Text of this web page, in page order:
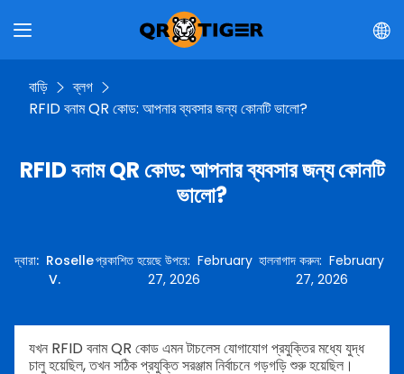
বাড়ি
ব্লগ
RFID বনাম QR কোড: আপনার ব্যবসার জন্য কোনটি ভালো?
RFID বনাম QR কোড: আপনার ব্যবসার জন্য কোনটি
ভালো?
দ্বারা: Roselle
V.
প্রকাশিত হয়েছে উপরে: February
27, 2026
হালনাগাদ করুন:February
27, 2026
যখন RFID বনাম QR কোড এমন টাচলেস যোগাযোগ প্রযুক্তির মধ্যে যুদ্ধ
চালু হয়েছিল, তখন সঠিক প্রযুক্তি সরঞ্জাম নির্বাচনে গড়গড়ি শুরু হয়েছিল।